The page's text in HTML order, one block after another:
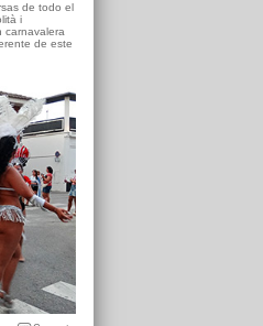
de todo el
i
carnavalera
de este